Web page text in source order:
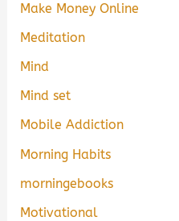
Make Money Online
Meditation
Mind
Mind set
Mobile Addiction
Morning Habits
morningebooks
Motivational